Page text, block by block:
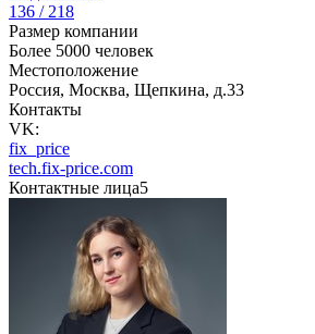
136 / 218
Размер компании
Более 5000 человек
Местоположение
Россия, Москва, Щепкина, д.33
Контакты
VK:
fix_price
tech.fix-price.com
Контактные лица5